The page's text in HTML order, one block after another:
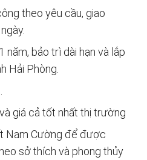
theo yêu cầu, giao
năm, bảo trì dài hạn và lắp
Hải Phòng.
giá cả tốt nhất thị trường
Nam Cường để được
sở thích và phong thủy